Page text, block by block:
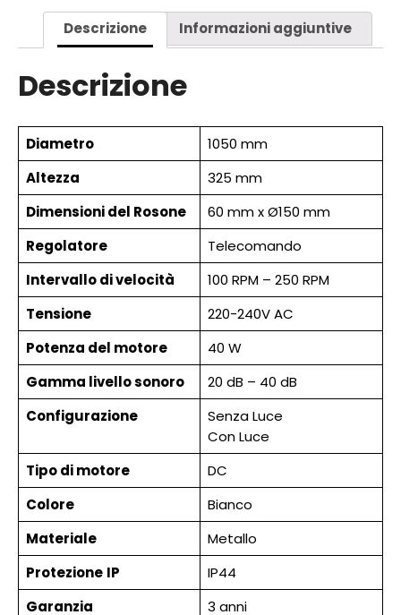
Descrizione Informazioni aggiuntive
Descrizione
Diametro
1050 mm
Altezza
325 mm
Dimensioni del Rosone
60 mm x Ø150 mm
Regolatore
Telecomando
Intervallo di velocità
100 RPM – 250 RPM
Tensione
220-240V AC
Potenza del motore
40 W
Gamma livello sonoro
20 dB – 40 dB
Configurazione
Senza Luce
Con Luce
Tipo di motore
DC
Colore
Bianco
Materiale
Metallo
Protezione IP
IP44
Garanzia
3 anni